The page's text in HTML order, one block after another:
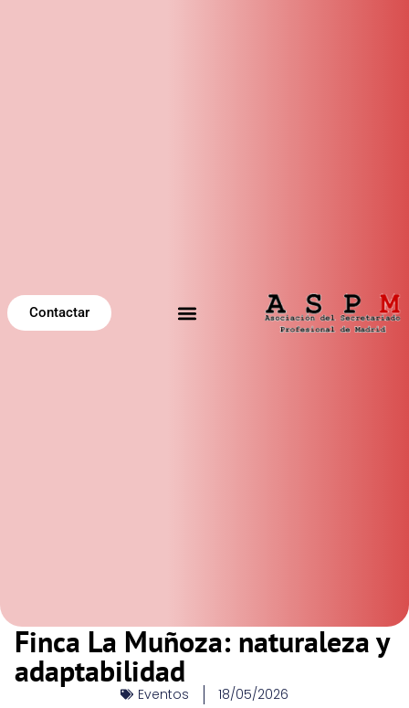
Contactar
Finca La Muñoza: naturaleza y
adaptabilidad
Eventos 18/05/2026